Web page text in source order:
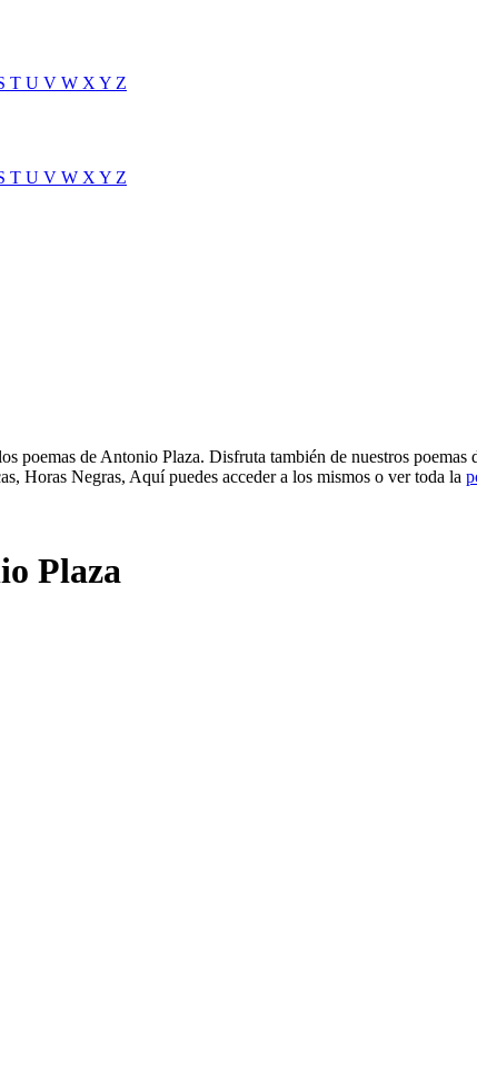
T U V W XY Z
T U V W X Y Z
poemas de Antonio Plaza. Disfruta también de nuestros
Horas Negras, Aquí puedes acceder a los mismos o ver toda la
Plaza